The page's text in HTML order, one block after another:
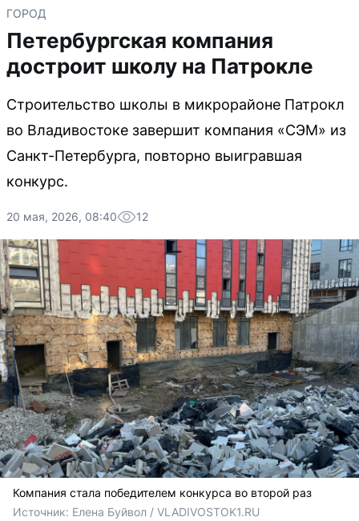
ГОРОД
Петербургская компания
достроит школу на Патрокле
Строительство школы в микрорайоне Патрокл
во Владивостоке завершит компания «СЭМ» из
Санкт-Петербурга, повторно выигравшая
конкурс.
20 мая, 2026, 08:40 12
Компания стала победителем конкурса во второй раз
Источник: Елена Буйвол / VLADIVOSTOK1.RU